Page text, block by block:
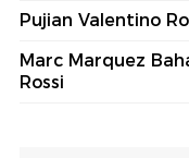
Pujian Valentino
Marc Marquez
Rossi